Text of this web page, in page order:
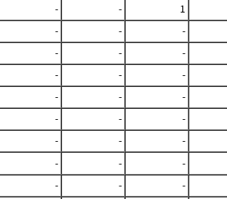
- - 1
- - -
- - -
- - -
- - -
- - -
- - -
- - -
- - -